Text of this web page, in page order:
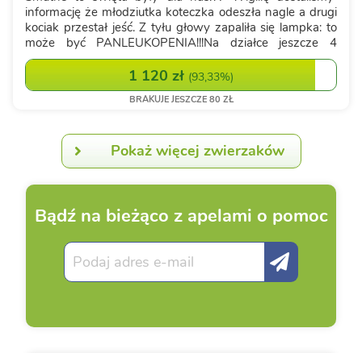
informację że młodziutka koteczka odeszła nagle a drugi
kociak przestał jeść. Z tyłu głowy zapaliła się lampka: to
może być PANLEUKOPENIA!!!Na działce jeszcze 4
kociaki i ich dwie nieoswojone matki. Kiedy zabieraliśmy
1 120 zł (93,33%)
BRAKUJE JESZCZE 80 ZŁ
Pokaż więcej zwierzaków
Bądź na bieżąco z apelami o pomoc